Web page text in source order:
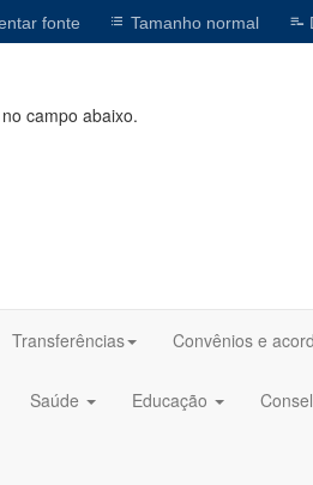
fonte Tamanho normal
campo abaixo.
Transferências Convênios e
Saúde Educação